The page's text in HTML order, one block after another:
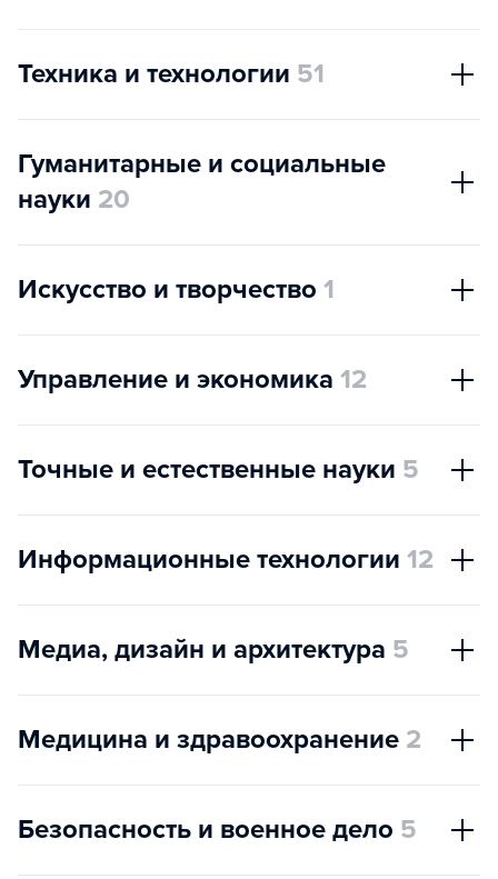
Техника и технологии 51
Гуманитарные и социальные
науки 20
Искусство и творчество 1
Управление и экономика 12
Точные и естественные науки 5
Информационные технологии 12
Медиа, дизайн и архитектура 5
Медицина и здравоохранение 2
Безопасность и военное дело 5